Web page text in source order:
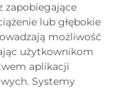
zapobiegające
lub głębokie
możliwość
użytkownikom
aplikacji
Systemy